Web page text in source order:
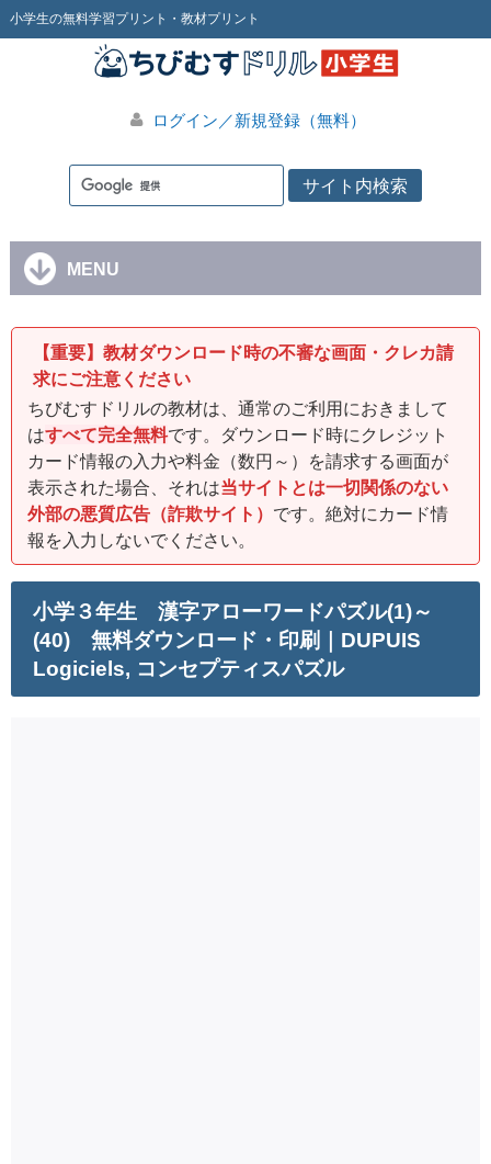
小学生の無料学習プリント・教材プリント
ログイン／新規登録（無料）
MENU
【重要】教材ダウンロード時の不審な画面・クレカ請
求にご注意ください
ちびむすドリルの教材は、通常のご利用におきまして
はすべて完全無料です。ダウンロード時にクレジット
カード情報の入力や料金（数円～）を請求する画面が
表示された場合、それは当サイトとは一切関係のない
外部の悪質広告（詐欺サイト） です。絶対にカード情
報を入力しないでください。
小学３年生 漢字アローワードパズル(1)～
(40) 無料ダウンロード・印刷｜DUPUIS
Logiciels, コンセプティスパズル